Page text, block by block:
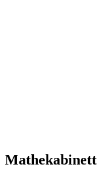
Mathekabinett